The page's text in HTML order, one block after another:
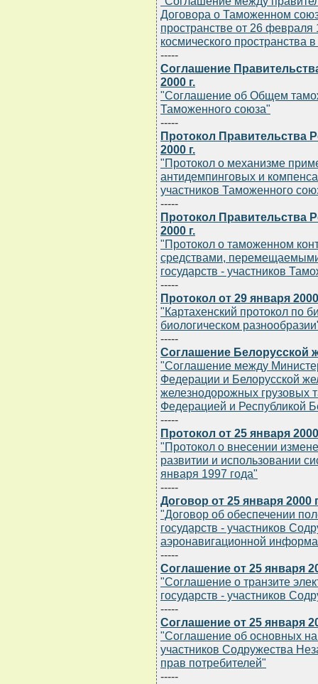
Договора о Таможенном
пространстве от 26
космического пространства
-----
Соглашение
2000 г.
"Соглашение об Общем
Таможенного союза"
-----
Протокол Правительства
2000 г.
"Протокол о механизме
антидемпинговых и
участников Таможенного
-----
Протокол Правительства
2000 г.
"Протокол о таможенном
средствами,
государств - участников
-----
Протокол от 29 января 2000
"Картахенский протокол по
биологическом
-----
Соглашение Белорусской
"Соглашение между
Федерации и Белорусской
железнодорожных грузовых
Федерацией и Республикой
-----
Протокол от 25 января 2000
"Протокол о внесении
развитии и использовании
января 1997 года"
-----
Договор от 25 января 2000
"Договор об обеспечении
государств - участников
аэронавигационной
-----
Соглашение от 25 января
"Соглашение о транзите
государств - участников
-----
Соглашение от 25 января
"Соглашение об основных
участников Содружества
прав потребителей"
-----